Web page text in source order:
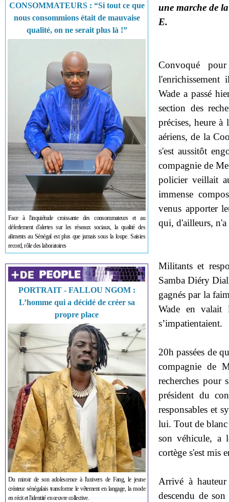
CONSOMMATEURS : “Si tout ce que
nous consommions était de mauvaise
qualité, on ne serait plus là !”
Face à l'inquiétude croissante des consommateurs et au
déferlement d'alertes sur les réseaux sociaux, la qualité des
aliments au Sénégal est plus que jamais sous la loupe. Saisies
record, rôle des laboratoires
PORTRAIT - FALLOU NGOM :
L’homme qui a décidé de créer sa
propre place
Du miroir de son adolescence à l'univers de Fang, le jeune
créateur sénégalais transforme le vêtement en langage, la mode
en récit et l'identité en œuvre collective.
une marche de
E.
Convoqué
Wade a passé
section des
précises, heure
aériens, de la
s'est aussitôt
compagnie de
policier veillait
immense
venus apporter
qui, d'ailleurs, n'a
Militants et
Samba Diéry
gagnés par la
Wade en valait
s’impatientaient.
20h passées de
compagnie de
recherches pour
président du
responsables et
lui. Tout de
son véhicule, a
cortège s'est mis
Arrivé à
descendu de